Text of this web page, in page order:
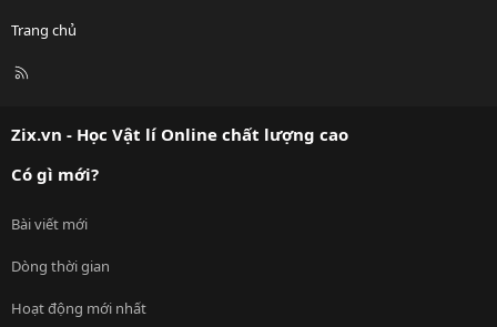
Trang chủ
R
Zix.vn - Học Vật lí Online chất lượng cao
Có gì mới?
Bài viết mới
Dòng thời gian
Hoạt động mới nhất